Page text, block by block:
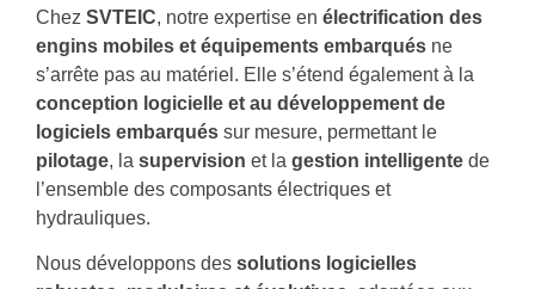
ChezSVTEIC, notre expertise enélectrification des
engins mobiles et équipements embarqués ne
s’arrête pas au matériel. Elle s’étend également à la
conception logicielle et au développement de
logiciels embarqués sur mesure, permettant le
pilotage, lasupervision et lagestion intelligente de
l’ensemble des composants électriques et
hydrauliques.
Nous développons dessolutions logicielles